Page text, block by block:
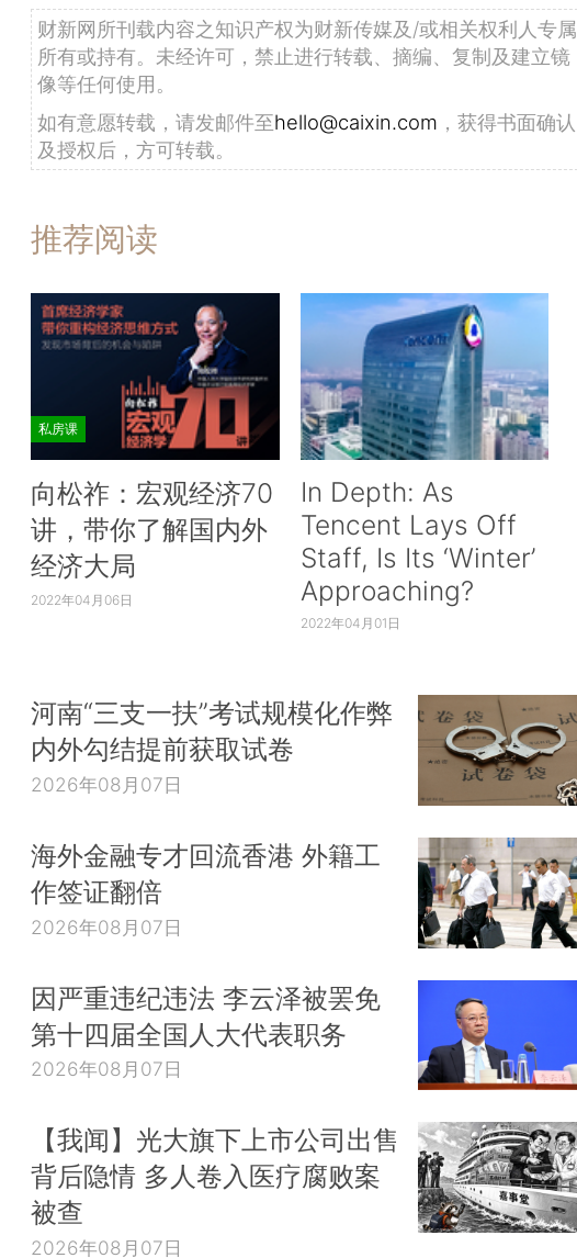
财新网所刊载内容之知识产权为财新传媒及/或相关权利人专属
所有或持有。未经许可，禁止进行转载、摘编、复制及建立镜
像等任何使用。
如有意愿转载，请发邮件至hello@caixin.com ，获得书面确认
及授权后，方可转载。
推荐阅读
私房课
向松祚：宏观经济70
讲，带你了解国内外
经济大局
2022年04月06日
In Depth: As
Tencent Lays Off
Staff, Is Its ‘Winter’
Approaching?
2022年04月01日
河南“三支一扶”考试规模化作弊
内外勾结提前获取试卷
2026年08月07日
海外金融专才回流香港 外籍工
作签证翻倍
2026年08月07日
因严重违纪违法 李云泽被罢免
第十四届全国人大代表职务
2026年08月07日
【我闻】光大旗下上市公司出售
背后隐情 多人卷入医疗腐败案
被查
2026年08月07日